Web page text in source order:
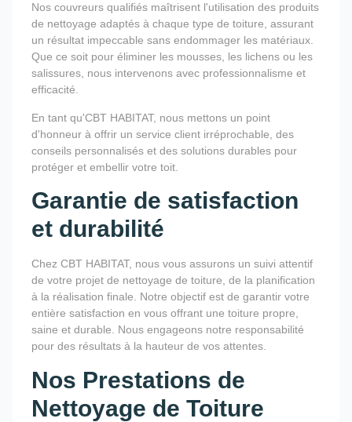
Nos couvreurs qualifiés maîtrisent l'utilisation des produits
de nettoyage adaptés à chaque type de toiture, assurant
un résultat impeccable sans endommager les matériaux.
Que ce soit pour éliminer les mousses, les lichens ou les
salissures, nous intervenons avec professionnalisme et
efficacité.
En tant qu'CBT HABITAT, nous mettons un point
d'honneur à offrir un service client irréprochable, des
conseils personnalisés et des solutions durables pour
protéger et embellir votre toit.
Garantie de satisfaction
et durabilité
Chez CBT HABITAT, nous vous assurons un suivi attentif
de votre projet de nettoyage de toiture, de la planification
à la réalisation finale. Notre objectif est de garantir votre
entière satisfaction en vous offrant une toiture propre,
saine et durable. Nous engageons notre responsabilité
pour des résultats à la hauteur de vos attentes.
Nos Prestations de
Nettoyage de Toiture